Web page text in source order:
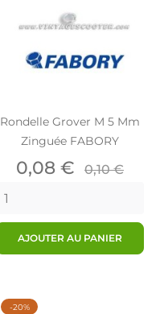
Rondelle Grover M 5 Mm
Zinguée FABORY
Prix
0,08 € Prix
0,10 €
AJOUTER AU PANIER
-20%